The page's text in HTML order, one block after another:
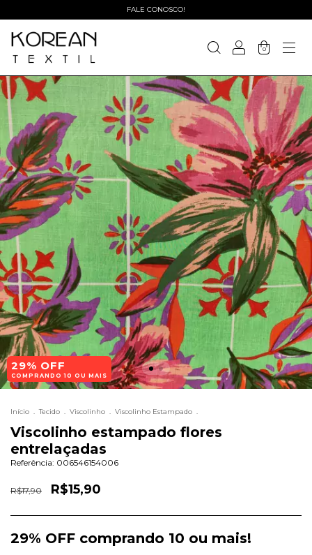
FALE CONOSCO!
0
29% OFF
COMPRANDO 10 OU MAIS
Início . Tecido . Viscolinho . Viscolinho Estampado .
Viscolinho estampado flores
entrelaçadas
Referência: 006546154006
R$17,90 R$15,90
29% OFF comprando 10 ou mais!